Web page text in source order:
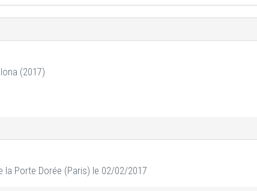
(2017)
Porte Dorée (Paris) le 02/02/2017